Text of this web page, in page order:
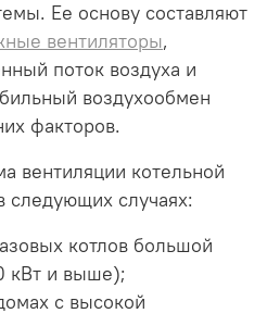
Ее основу составляют
вентиляторы,
поток воздуха и
воздухообмен
факторов.
вентиляции котельной
следующих случаях:
котлов большой
кВт и выше);
с высокой